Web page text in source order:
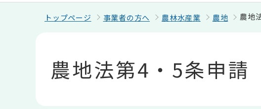
トップページ 事業者の方へ 農林水産業 農地 農地
農地法第4・5条申請